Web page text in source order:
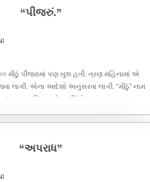
“પીંજરું.”
મીઠું પીંજરામાં પણ ખુશ હતી. ત્રણ મહિનામાં એ
લાગી. એના આદેશો અનુસરવા લાગી. “મીઠું” નામ
ત્રણ મહિના પહેલા મીઠુંને
“અપરાધ”